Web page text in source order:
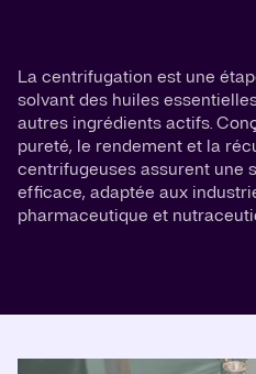
La centrifugation est une
solvant des huiles
autres ingrédients actifs.
pureté, le rendement et la
centrifugeuses assurent une
efficace, adaptée aux
pharmaceutique et